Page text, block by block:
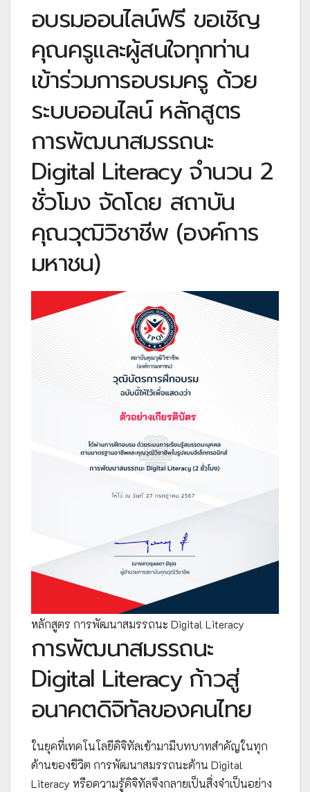
อบรมออนไลน์ฟรี ขอเชิญ
คุณครูและผู้สนใจทุกท่าน
เข้าร่วมการอบรมครู ด้วย
ระบบออนไลน์ หลักสูตร
การพัฒนาสมรรถนะ
Digital Literacy จำนวน 2
ชั่วโมง จัดโดย สถาบัน
คุณวุฒิวิชาชีพ (องค์การ
มหาชน)
หลักสูตร การพัฒนาสมรรถนะ Digital Literacy
การพัฒนาสมรรถนะ
Digital Literacy ก้าวสู่
อนาคตดิจิทัลของคนไทย
ในยุคที่เทคโนโลยีดิจิทัลเข้ามามีบทบาทสำคัญในทุก
ด้านของชีวิต การพัฒนาสมรรถนะด้าน Digital
Literacy หรือความรู้ดิจิทัลจึงกลายเป็นสิ่งจำเป็นอย่าง